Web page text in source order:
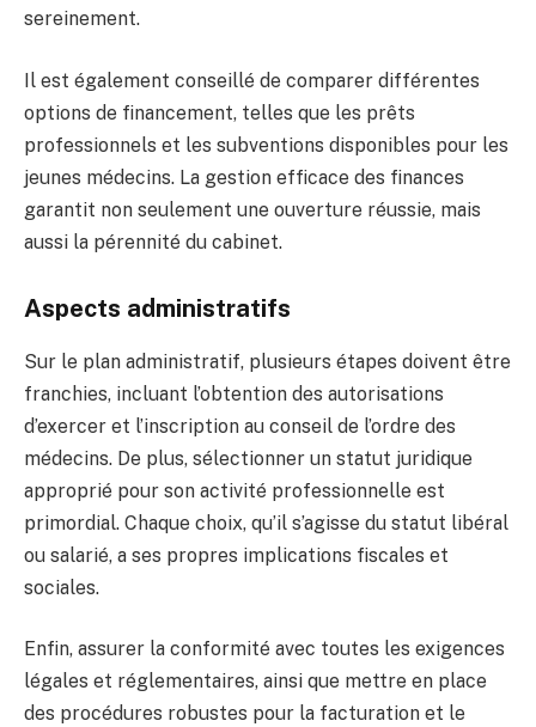
sereinement.
Il est également conseillé de comparer différentes
options de financement, telles que les prêts
professionnels et les subventions disponibles pour les
jeunes médecins. La gestion efficace des finances
garantit non seulement une ouverture réussie, mais
aussi la pérennité du cabinet.
Aspects administratifs
Sur le plan administratif, plusieurs étapes doivent être
franchies, incluant l’obtention des autorisations
d’exercer et l’inscription au conseil de l’ordre des
médecins. De plus, sélectionner un statut juridique
approprié pour son activité professionnelle est
primordial. Chaque choix, qu’il s’agisse du statut libéral
ou salarié, a ses propres implications fiscales et
sociales.
Enfin, assurer la conformité avec toutes les exigences
légales et réglementaires, ainsi que mettre en place
des procédures robustes pour la facturation et le